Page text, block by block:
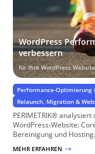
WordPress
verbessern
für Ihre WordPress
Performance-Optimierung
Relaunch, Migration &
PERIMETRIK®
WordPress-Website:
Bereinigung und
MEHR ERFAHREN $